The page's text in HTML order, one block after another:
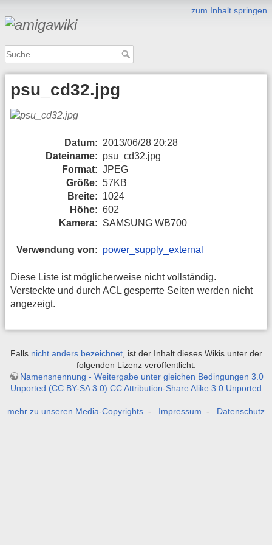
zum Inhalt springen
psu_cd32.jpg
Datum: 2013/06/28 20:28
Dateiname: psu_cd32.jpg
Format: JPEG
Größe: 57KB
Breite: 1024
Höhe: 602
Kamera: SAMSUNG WB700
Verwendung von: power_supply_external
Diese Liste ist möglicherweise nicht vollständig.
Versteckte und durch ACL gesperrte Seiten werden nicht
angezeigt.
Falls nicht anders bezeichnet, ist der Inhalt dieses Wikis unter der
folgenden Lizenz veröffentlicht:
Namensnennung - Weitergabe unter gleichen Bedingungen 3.0
Unported (CC BY-SA 3.0) CC Attribution-Share Alike 3.0 Unported
mehr zu unseren Media-Copyrights - Impressum - Datenschutz